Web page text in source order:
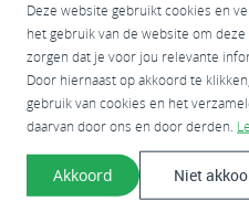
Deze website gebruikt cookies en
het gebruik van de website om
zorgen dat je voor jou relevante
Door hiernaast op akkoord te
gebruik van cookies en het
daarvan door ons en door derden.
Akkoord Niet